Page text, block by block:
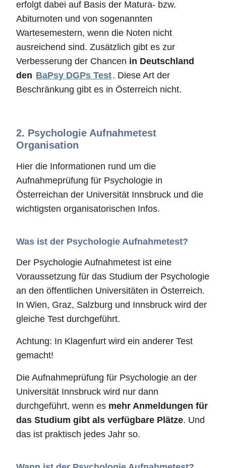
erfolgt dabei auf Basis der Matura- bzw.
Abiturnoten und von sogenannten
Wartesemestern, wenn die Noten nicht
ausreichend sind. Zusätzlich gibt es zur
Verbesserung der Chancen in Deutschland
den BaPsy DGPs Test. Diese Art der
Beschränkung gibt es in Österreich nicht.
2. Psychologie Aufnahmetest
Organisation
Hier die Informationen rund um die
Aufnahmeprüfung für Psychologie in
Österreichan der Universität Innsbruck und die
wichtigsten organisatorischen Infos.
Was ist der Psychologie Aufnahmetest?
Der Psychologie Aufnahmetest ist eine
Voraussetzung für das Studium der Psychologie
an den öffentlichen Universitäten in Österreich.
In Wien, Graz, Salzburg und Innsbruck wird der
gleiche Test durchgeführt.
Achtung: In Klagenfurt wird ein anderer Test
gemacht!
Die Aufnahmeprüfung für Psychologie an der
Universität Innsbruck wird nur dann
durchgeführt, wenn es mehr Anmeldungen für
das Studium gibt als verfügbare Plätze. Und
das ist praktisch jedes Jahr so.